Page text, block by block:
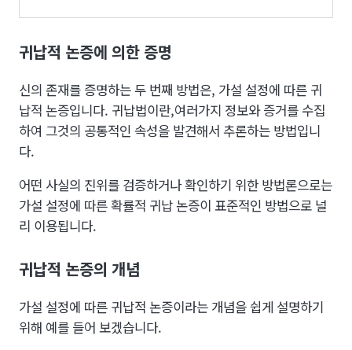
귀납적 논증에 의한 증명
신의 존재를 증명하는 두 번째 방법은, 가설 설정에 따른 귀
납적 논증입니다. 귀납법이란,여러가지 정보와 증거를 수집
하여 그것의 공통적인 속성을 발견해서 추론하는 방법입니
다.
어떤 사실의 진위를 검증하거나 확인하기 위한 방법론으로는
가설 설정에 따른 확률적 귀납 논증이 표준적인 방법으로 널
리 이용됩니다.
귀납적 논증의 개념
가설 설정에 따른 귀납적 논증이라는 개념을 쉽게 설명하기
위해 예를 들어 보겠습니다.